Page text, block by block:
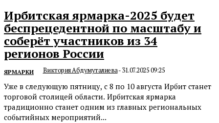
Ирбитская ярмарка-2025 будет
беспрецедентной по масштабу и
соберёт участников из 34
регионов России
ЯРМАРКИ Виктория Абдумуталиева-31.07.2025 09:25
Уже в следующую пятницу, с 8 по 10 августа Ирбит станет
торговой столицей области. Ирбитская ярмарка
традиционно станет одним из главных региональных
событийных мероприятий...